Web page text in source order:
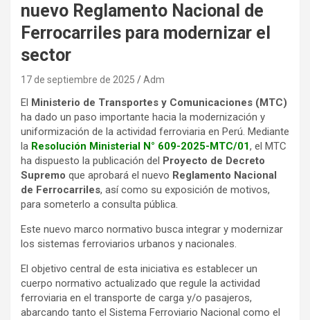
nuevo Reglamento Nacional de
Ferrocarriles para modernizar el
sector
17 de septiembre de 2025 Adm
El Ministerio de Transportes y Comunicaciones (MTC)
ha dado un paso importante hacia la modernización y
uniformización de la actividad ferroviaria en Perú. Mediante
la Resolución Ministerial N° 609-2025-MTC/01, el MTC
ha dispuesto la publicación del Proyecto de Decreto
Supremo que aprobará el nuevo Reglamento Nacional
de Ferrocarriles, así como su exposición de motivos,
para someterlo a consulta pública.
Este nuevo marco normativo busca integrar y modernizar
los sistemas ferroviarios urbanos y nacionales.
El objetivo central de esta iniciativa es establecer un
cuerpo normativo actualizado que regule la actividad
ferroviaria en el transporte de carga y/o pasajeros,
abarcando tanto el Sistema Ferroviario Nacional como el